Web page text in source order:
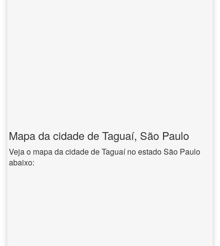
Mapa da cidade de Taguaí, São Paulo
Veja o mapa da cidade de Taguaí no estado São Paulo
abaixo: